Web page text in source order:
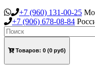
+7 (960) 131-00-25
+7 (906) 678-08-84
Товаров: 0 (0 руб)